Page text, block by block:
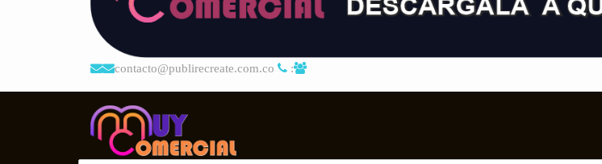
contacto@publirecreate.com.co :